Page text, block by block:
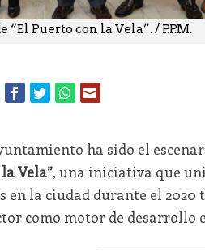
Puerto con la Vela”. / P.P.M.
ha sido el
Vela”, una iniciativa que
en la ciudad durante el 2020
como motor de desarrollo